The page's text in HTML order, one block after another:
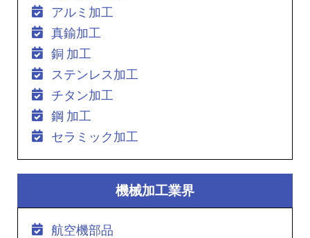
アルミ加工
真鍮加工
銅 加工
ステンレス加工
チタン加工
鋼 加工
セラミック加工
機械加工業界
航空機部品